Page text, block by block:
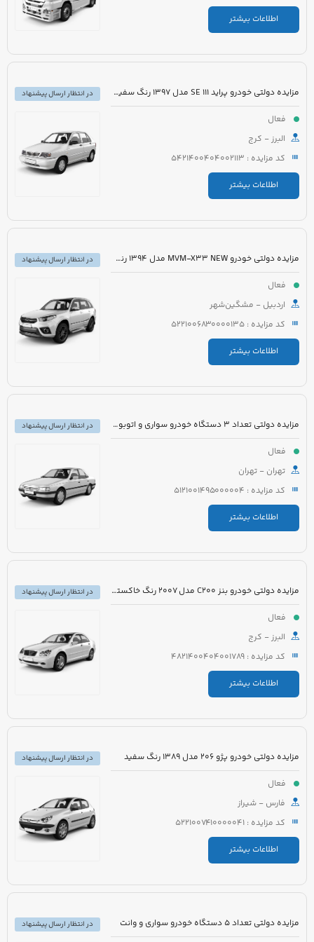
اطلاعات بیشتر
مزایده دولتی خودرو پراید 111 SE مدل 1397 رنگ سفید روغنی
فعال
البرز - کرج
کد مزایده : 5421400404002113
اطلاعات بیشتر
در انتظار ارسال پیشنهاد
مزایده دولتی خودرو MVM-X33 NEW مدل 1394 رنگ سفید
فعال
اردبیل - مشگین‌شهر
کد مزایده : 5221006830000135
اطلاعات بیشتر
در انتظار ارسال پیشنهاد
مزایده دولتی تعداد 3 دستگاه خودرو سواری و اتوبوس
فعال
تهران - تهران
کد مزایده : 5121001495000004
اطلاعات بیشتر
در انتظار ارسال پیشنهاد
مزایده دولتی خودرو بنز C200 مدل 2007 رنگ خاکستری
فعال
البرز - کرج
کد مزایده : 4821400404001789
اطلاعات بیشتر
در انتظار ارسال پیشنهاد
مزایده دولتی خودرو پژو 206 مدل 1389 رنگ سفید
فعال
فارس - شیراز
کد مزایده : 5221007410000041
اطلاعات بیشتر
در انتظار ارسال پیشنهاد
مزایده دولتی تعداد 5 دستگاه خودرو سواری و وانت
در انتظار ارسال پیشنهاد